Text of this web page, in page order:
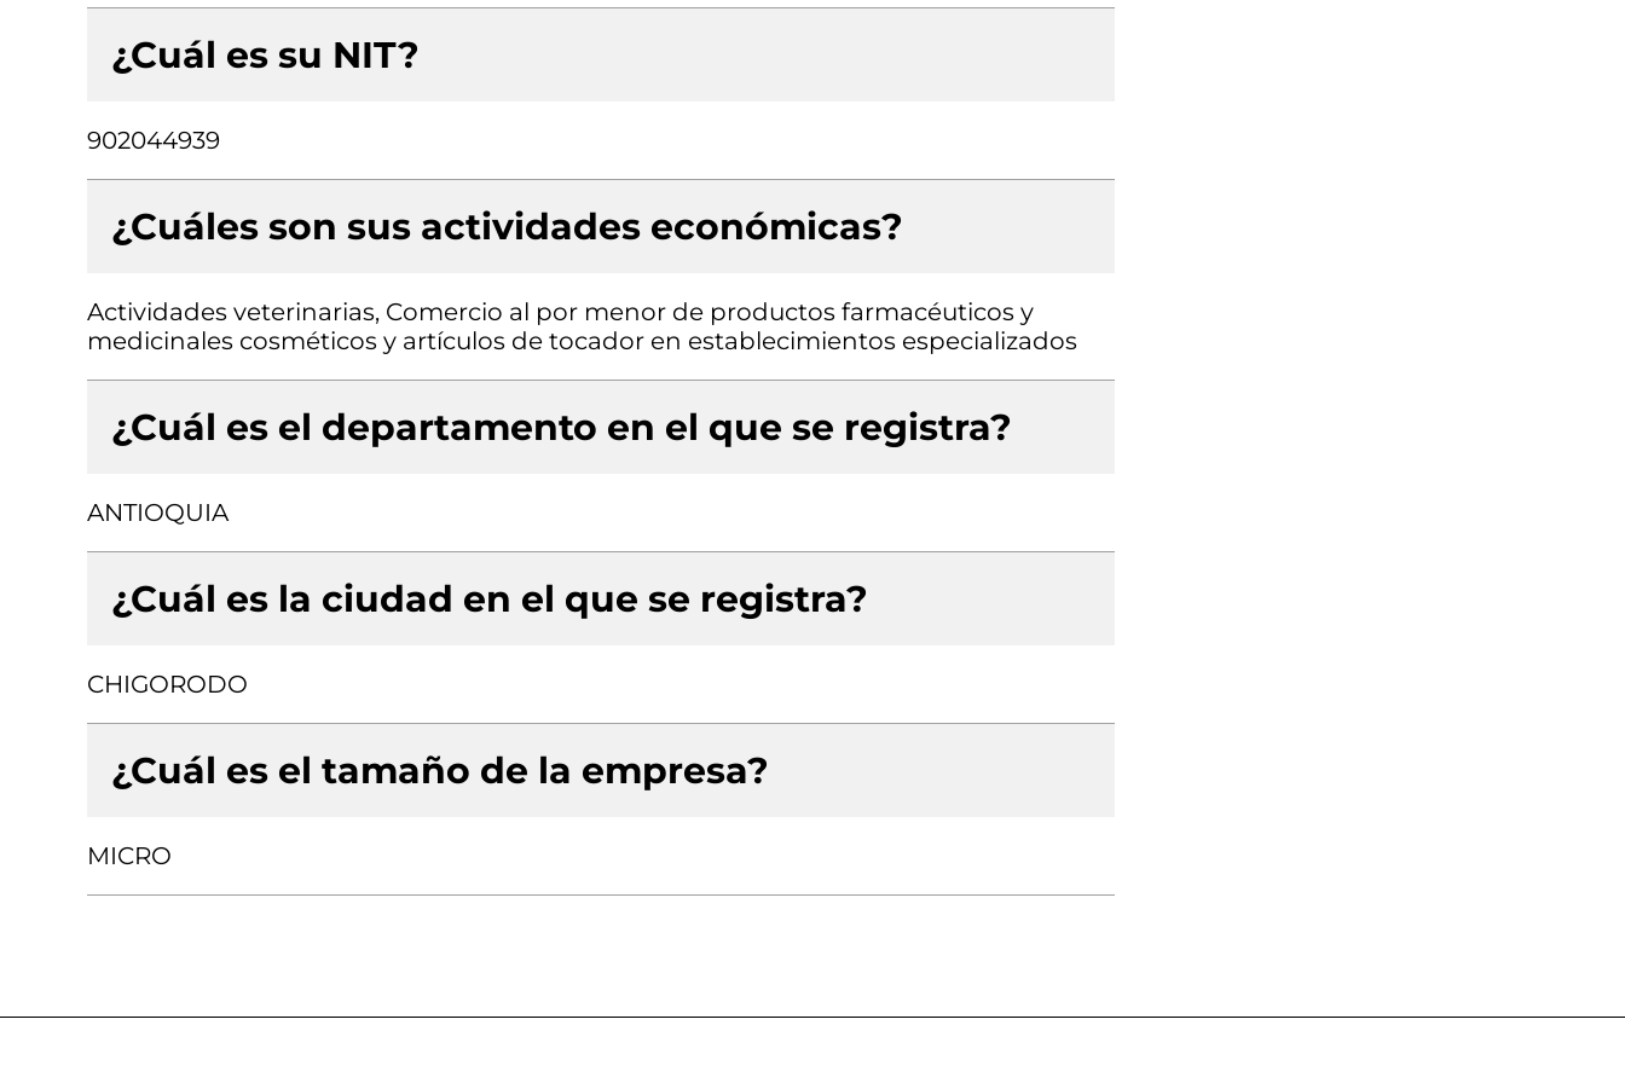
¿Cuál es su NIT?
902044939
¿Cuáles son sus actividades económicas?
Actividades veterinarias, Comercio al por menor de productos farmacéuticos y
medicinales cosméticos y artículos de tocador en establecimientos especializados
¿Cuál es el departamento en el que se registra?
ANTIOQUIA
¿Cuál es la ciudad en el que se registra?
CHIGORODO
¿Cuál es el tamaño de la empresa?
MICRO